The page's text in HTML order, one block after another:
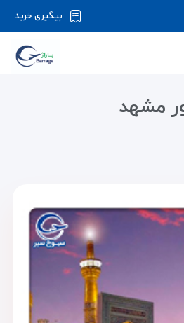
با سرور قطع می باشد لطفا
پیگیری خرید
مشهد